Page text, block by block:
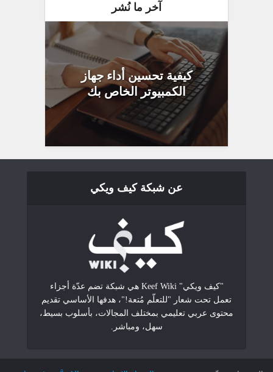
آخر ما نُشر
كيفية تحسين أداء جهاز
الكمبيوتر الخاص بك
عن شبكة كيف ويكي
"كيف ويكي" Keef Wiki هي شبكة تضم عدّة أجزاء
تعمل تحت شعار "للتعلّم مُتعة!"، هدفها الأساسي تقديم
محتوى عربي تعليمي بمختلف المجالات، بأسلوب بسيط،
سهل، ومباشر.